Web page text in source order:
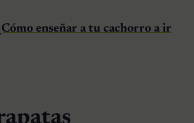
enseñar a tu cachorro a ir